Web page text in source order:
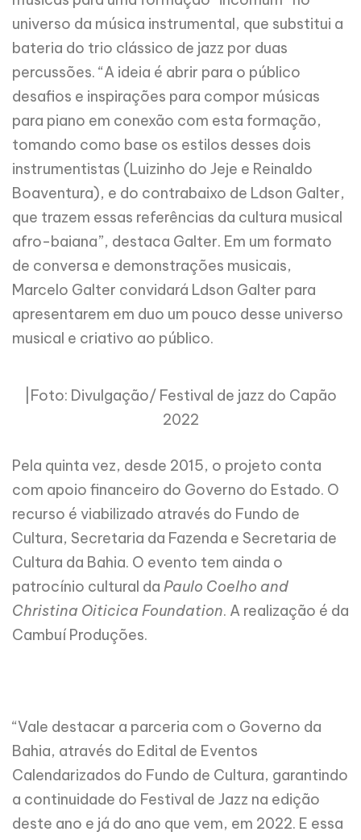
universo da música instrumental, que substitui a
bateria do trio clássico de jazz por duas
percussões. “A ideia é abrir para o público
desafios e inspirações para compor músicas
para piano em conexão com esta formação,
tomando como base os estilos desses dois
instrumentistas (Luizinho do Jeje e Reinaldo
Boaventura), e do contrabaixo de Ldson Galter,
que trazem essas referências da cultura musical
afro-baiana”, destaca Galter. Em um formato
de conversa e demonstrações musicais,
Marcelo Galter convidará Ldson Galter para
apresentarem em duo um pouco desse universo
musical e criativo ao público.
|Foto: Divulgação/ Festival de jazz do Capão
2022
Pela quinta vez, desde 2015, o projeto conta
com apoio financeiro do Governo do Estado. O
recurso é viabilizado através do Fundo de
Cultura, Secretaria da Fazenda e Secretaria de
Cultura da Bahia. O evento tem ainda o
patrocínio cultural da Paulo Coelho and
Christina Oiticica Foundation. A realização é da
Cambuí Produções.
“Vale destacar a parceria com o Governo da
Bahia, através do Edital de Eventos
Calendarizados do Fundo de Cultura, garantindo
a continuidade do Festival de Jazz na edição
deste ano e já do ano que vem, em 2022. E essa